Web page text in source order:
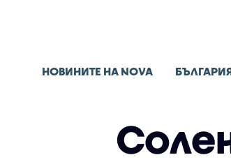
НОВИНИТЕ НА NOVA